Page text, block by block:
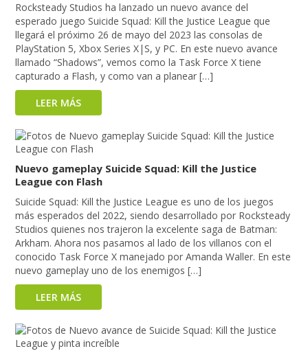
Rocksteady Studios ha lanzado un nuevo avance del
esperado juego Suicide Squad: Kill the Justice League que
llegará el próximo 26 de mayo del 2023 las consolas de
PlayStation 5, Xbox Series X|S, y PC. En este nuevo avance
llamado “Shadows”, vemos como la Task Force X tiene
capturado a Flash, y como van a planear […]
LEER MÁS
Nuevo gameplay Suicide Squad: Kill the Justice
League con Flash
Suicide Squad: Kill the Justice League es uno de los juegos
más esperados del 2022, siendo desarrollado por Rocksteady
Studios quienes nos trajeron la excelente saga de Batman:
Arkham. Ahora nos pasamos al lado de los villanos con el
conocido Task Force X manejado por Amanda Waller. En este
nuevo gameplay uno de los enemigos […]
LEER MÁS